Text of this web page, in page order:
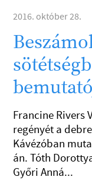
2016. október 28.
Francine Rivers
regényét a
Kávézóban
án. Tóth
Győri Anná...